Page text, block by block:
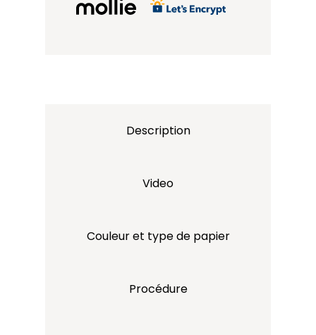
Description
Video
Couleur et type de papier
Procédure